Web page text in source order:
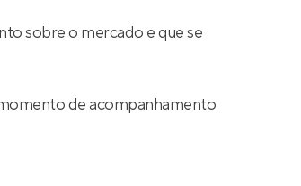
sobre o mercado e que se
de acompanhamento